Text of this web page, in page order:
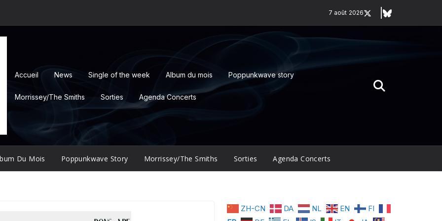
7 août 2026
Accueil News Single of the week Album du mois Poppunkwave story
Morrissey/The Smiths Sorties Agenda Concerts
Du Mois Poppunkwave Story Morrissey/The Smiths Sorties Agenda Concerts
ZH-CN DA NL EN
FI